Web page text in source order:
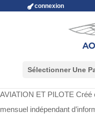
connexion
Sélectionner Une
AVIATION ET PILOTE Créé
mensuel indépendant